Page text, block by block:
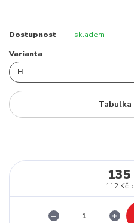
Dostupnost skladem
Varianta
135
112 Kč